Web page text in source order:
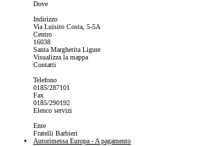
Dove
Indirizzo
Via Luisito Costa, 5-5A
Centro
16038
Santa Margherita Ligure
Visualizza la mappa
Contatti
Telefono
0185/287101
Fax
0185/290192
Elenco servizi
Ente
Fratelli Barbieri
Autorimessa Europa - A pagamento